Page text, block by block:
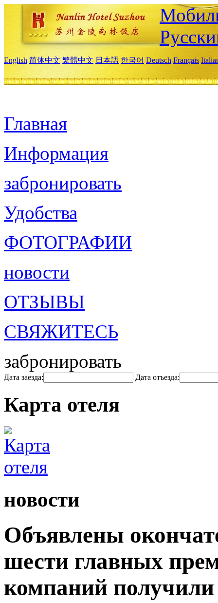
English 简体中文 繁體中文 日本語 한국어 Deutsch Français
Главная
Информация
забронировать
Удобства
ФОТОГРАФИИ
новости
ОТЗЫВЫ
СВЯЖИТЕСЬ
забронировать
Дата заезда: Дата отъезда:
Карта отеля
новости
Объявлены
шести главных
компаний